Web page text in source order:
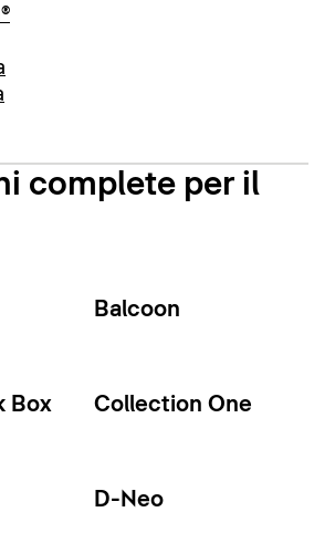
complete per il
Balcoon
Box Collection One
D-Neo